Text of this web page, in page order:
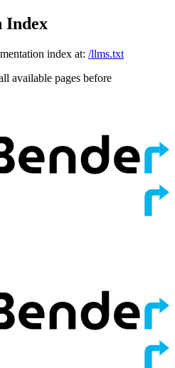
Index
index at: /llms.txt
available pages before